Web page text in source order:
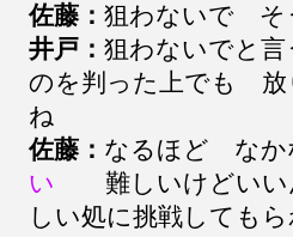
佐藤： 狙わないで
井戸： 狙わないでと
のを判った上でも
ね
佐藤： なるほど なか
い 難しいけどいい
しい処に挑戦しても